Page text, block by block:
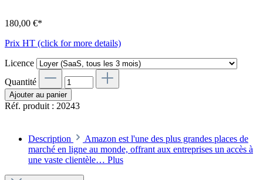
180,00 €*
Prix HT (click for more details)
Licence
Quantité
Ajouter au panier
Réf. produit : 20243
Description
Amazon est l'une des plus grandes places de
marché en ligne au monde, offrant aux entreprises un accès à
une vaste clientèle… Plus